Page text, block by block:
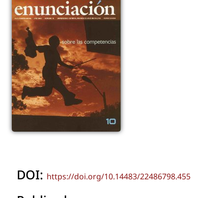
DOI: https://doi.org/10.14483/22486798.455